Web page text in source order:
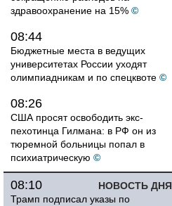
здравоохранение на 15% ©
08:44
Бюджетные места в ведущих
университетах России уходят
олимпиадникам и по спецквоте ©
08:26
США просят освободить экс-
пехотинца Гилмана: в РФ он из
тюремной больницы попал в
психиатрическую ©
НОВОСТЬ ДНЯ
08:10
Трамп подписал указы по